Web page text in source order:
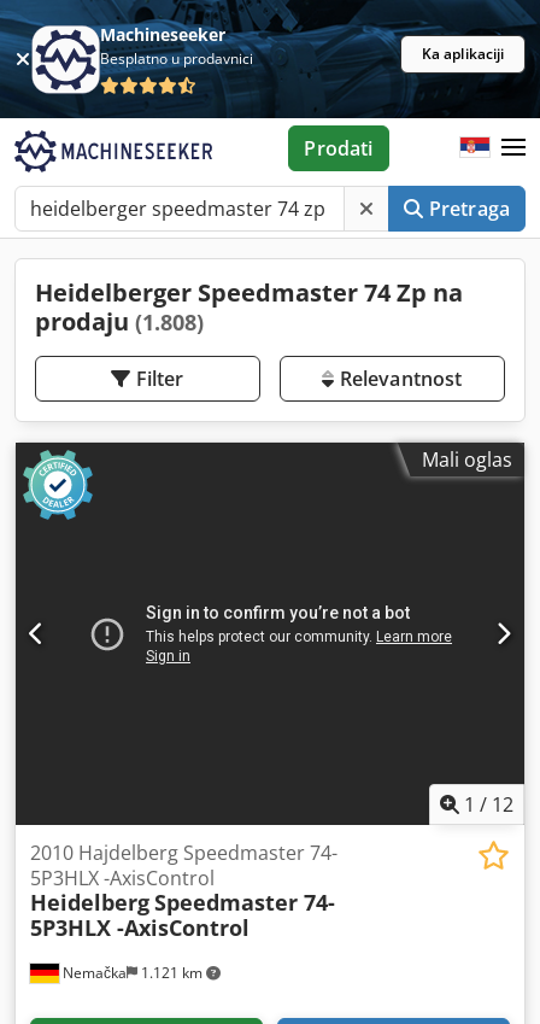
Machineseeker
Besplatno u prodavnici Ka aplikaciji
Pretraga
Prodati
Heidelberger Speedmaster 74 Zp na
prodaju (1.808)
Filter Relevantnost
Mali oglas
1 / 12
Nemačka 1.121 km
2010 Hajdelberg Speedmaster 74-
5P3HLX -AxisControl
HeidelbergSpeedmaster 74-
5P3HLX -AxisControl